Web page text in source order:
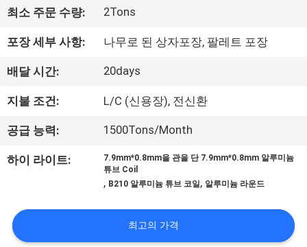
여
공
장
행
최소 주문 수량: 2Tons
포장 세부 사항: 나무로 된 상자포장, 팔레트 포장
배달 시간: 20days
지불 조건: L/C (신용장), 전신환
공급 능력: 1500Tons/Month
하이 라이트:
7.9mm*0.8mm을 관을 단 7.9mm*0.8mm 알루미늄
튜브 Coil
, B210 알루미늄 튜브 코일, 알루미늄 라운드
최고의 가격